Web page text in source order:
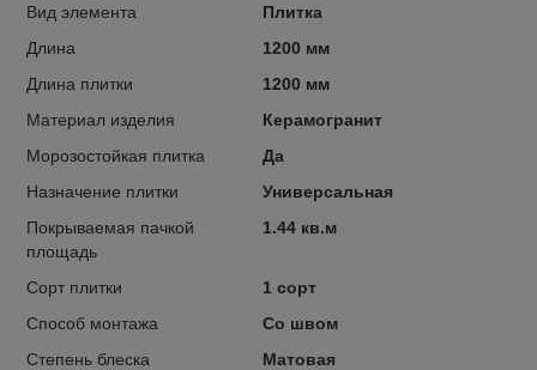
Вид элемента
Плитка
Длина
1200 мм
Длина плитки
1200 мм
Материал изделия
Керамогранит
Морозостойкая плитка
Да
Назначение плитки
Универсальная
Покрываемая пачкой
площадь
1.44 кв.м
Сорт плитки
1 сорт
Способ монтажа
Со швом
Степень блеска
Матовая